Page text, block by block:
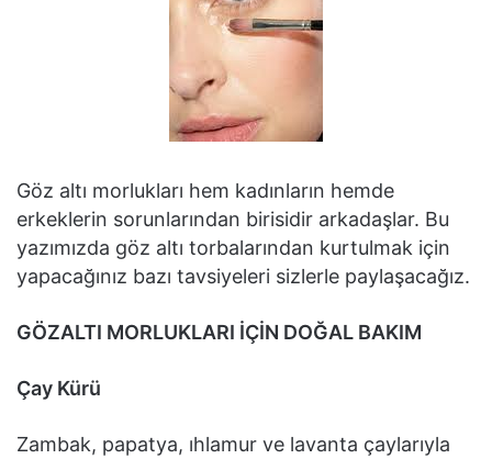
Göz altı morlukları hem kadınların hemde
erkeklerin sorunlarından birisidir arkadaşlar. Bu
yazımızda göz altı torbalarından kurtulmak için
yapacağınız bazı tavsiyeleri sizlerle paylaşacağız.
GÖZALTI MORLUKLARI İÇİN DOĞAL BAKIM
Çay Kürü
Zambak, papatya, ıhlamur ve lavanta çaylarıyla